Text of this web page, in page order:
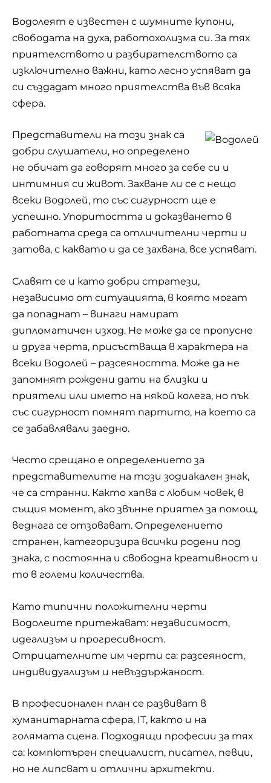
Водолеят е известен с шумните купони,
свободата на духа, работохолизма си. За тях
приятелството и разбирателството са
изключително важни, като лесно успяват да
си създадат много приятелства във всяка
сфера.
Представители на този знак са
добри слушатели, но определено
не обичат да говорят много за себе си и
интимния си живот. Захване ли се с нещо
всеки Водолей, то със сигурност ще е
успешно. Упоритостта и доказването в
работната среда са отличителни черти и
затова, с каквато и да се захвана, все успяват.
Славят се и като добри стратези,
независимо от ситуацията, в която могат
да попаднат – винаги намират
дипломатичен изход. Не може да се пропусне
и друга черта, присъстваща в характера на
всеки Водолей – разсеяността. Може да не
запомнят рождени дати на близки и
приятели или името на някой колега, но пък
със сигурност помнят партито, на което са
се забавлявали заедно.
Често срещано е определението за
представителите на този зодиакален знак,
че са странни. Както хапва с любим човек, в
същия момент, ако звънне приятел за помощ,
веднага се отзовават. Определението
странен, категоризира всички родени под
знака, с постоянна и свободна креативност и
то в големи количества.
Като типични положителни черти
Водолеите притежават: независимост,
идеализъм и прогресивност.
Отрицателните им черти са: разсеяност,
индивидуализъм и невъздържаност.
В професионален план се развиват в
хуманитарната сфера, IT, както и на
голямата сцена. Подходящи професии за тях
са: компютърен специалист, писател, певци,
но не липсват и отлични архитекти.